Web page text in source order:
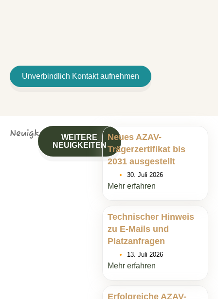
Unverbindlich Kontakt aufnehmen
NeuigkeitenWEITERE
NEUIGKEITEN
Neues AZAV-
Trägerzertifikat bis
2031 ausgestellt
30. Juli 2026
Mehr erfahren
Technischer Hinweis
zu E-Mails und
Platzanfragen
13. Juli 2026
Mehr erfahren
Erfolgreiche AZAV-